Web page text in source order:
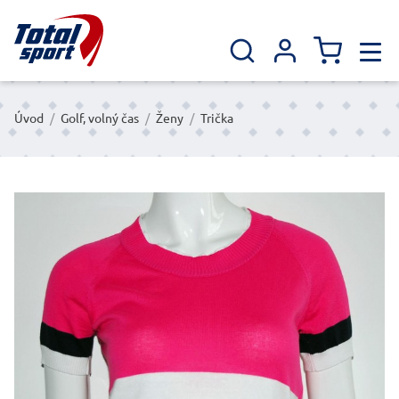
Úvod / Golf, volný čas / Ženy / Trička